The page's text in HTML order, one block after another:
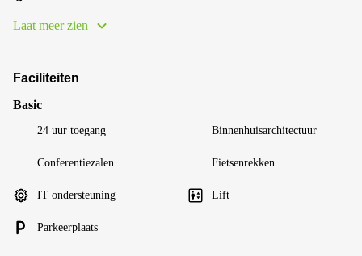
Laat meer zien
Faciliteiten
Basic
24 uur toegang Binnenhuisarchitectuur
Conferentiezalen Fietsenrekken
IT ondersteuning Lift
Parkeerplaats